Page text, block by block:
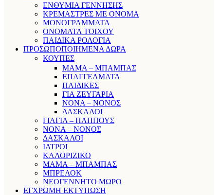
ΕΝΘΥΜΙΑ ΓΕΝΝΗΣΗΣ
ΚΡΕΜΑΣΤΡΕΣ ΜΕ ΟΝΟΜΑ
ΜΟΝΟΓΡΑΜΜΑΤΑ
ΟΝΟΜΑΤΑ ΤΟΙΧΟΥ
ΠΑΙΔΙΚΑ ΡΟΛΟΓΙΑ
ΠΡΟΣΩΠΟΠΟΙΗΜΕΝΑ ΔΩΡΑ
ΚΟΥΠΕΣ
ΜΑΜΑ – ΜΠΑΜΠΑΣ
ΕΠΑΓΓΕΛΜΑΤΑ
ΠΑΙΔΙΚΕΣ
ΓΙΑ ΖΕΥΓΑΡΙΑ
ΝΟΝΑ – ΝΟΝΟΣ
ΔΑΣΚΑΛΟΙ
ΓΙΑΓΙΑ – ΠΑΠΠΟΥΣ
ΝΟΝΑ – ΝΟΝΟΣ
ΔΑΣΚΑΛΟΙ
ΙΑΤΡΟΙ
ΚΑΛΟΡΙΖΙΚΟ
ΜΑΜΑ – ΜΠΑΜΠΑΣ
ΜΠΡΕΛΟΚ
ΝΕΟΓΕΝΝΗΤΟ ΜΩΡΟ
ΕΓΧΡΩΜΗ ΕΚΤΥΠΩΣΗ